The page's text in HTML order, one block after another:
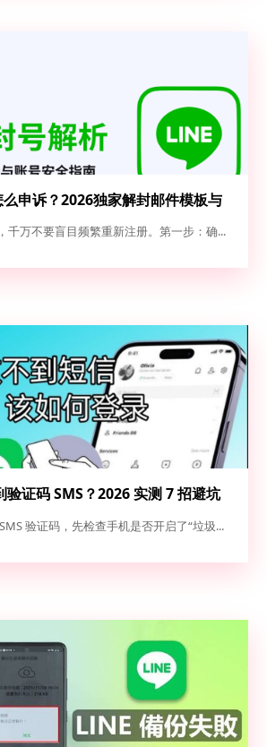
申诉？2026独家解封邮件模板与
略
千万不要盲目频繁重新注册。第一步：确...
验证码 SMS？2026 实测 7 招避坑
验证码，先检查手机是否开启了“垃圾...